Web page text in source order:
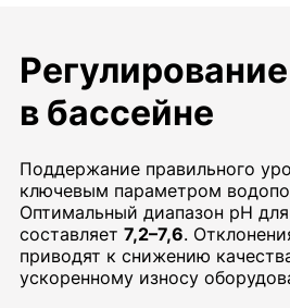
в бассейне
Поддержание правильного
ключевым параметром
Оптимальный диапазон pH
составляет 7,2–7,6.
приводят к снижению
ускоренному износу